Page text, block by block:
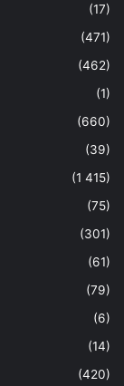
(17)
(471)
(462)
(1)
(660)
(39)
(1 415)
(75)
(301)
(61)
(79)
(6)
(14)
(420)